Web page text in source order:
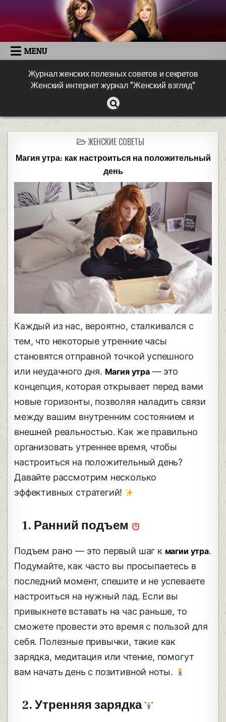
MENU
Журнал женских полезных советов и секретов
Женский интернет журнал "Женский взгляд"
ЖЕНСКИЕ СОВЕТЫ
Магия утра: как настроиться на положительный
день
Каждый из нас, вероятно, сталкивался с
тем, что некоторые утренние часы
становятся отправной точкой успешного
или неудачного дня. Магия утра— это
концепция, которая открывает перед вами
новые горизонты, позволяя наладить связи
между вашим внутренним состоянием и
внешней реальностью. Как же правильно
организовать утреннее время, чтобы
настроиться на положительный день?
Давайте рассмотрим несколько
эффективных стратегий!
1. Ранний подъем
Подъем рано — это первый шаг к магии утра.
Подумайте, как часто вы просыпаетесь в
последний момент, спешите и не успеваете
настроиться на нужный лад. Если вы
привыкнете вставать на час раньше, то
сможете провести это время с пользой для
себя. Полезные привычки, такие как
зарядка, медитация или чтение, помогут
вам начать день с позитивной ноты.
2. Утренняя зарядка